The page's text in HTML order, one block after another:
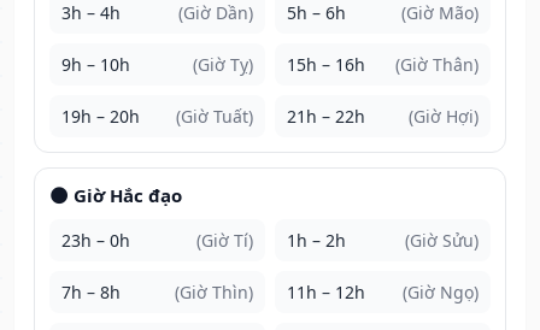
3h – 4h (Giờ Dần) 5h – 6h (Giờ Mão)
9h – 10h (Giờ Tỵ) 15h – 16h (Giờ Thân)
19h – 20h (Giờ Tuất) 21h – 22h (Giờ Hợi)
🌑 Giờ Hắc đạo
23h – 0h (Giờ Tí) 1h – 2h (Giờ Sửu)
7h – 8h (Giờ Thìn) 11h – 12h (Giờ Ngọ)